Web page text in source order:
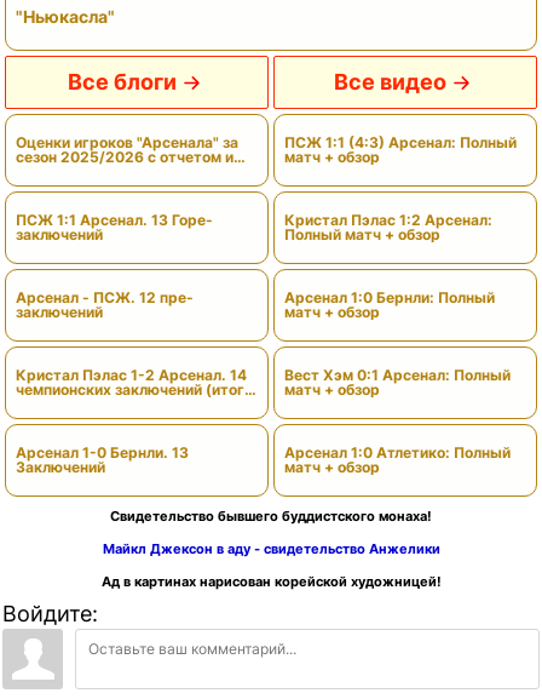
"Ньюкасла"
Все блоги
Оценки игроков "Арсенала" за
сезон 2025/2026 с отчетом и
ПСЖ 1:1 Арсенал. 13 Горе-
заключений
Арсенал - ПСЖ. 12 пре-
заключений
Кристал Пэлас 1-2 Арсенал. 14
чемпионских заключений (итоги
Арсенал 1-0 Бернли. 13
Заключений
Все видео
ПСЖ 1:1 (4:3) Арсенал: Полный
матч + обзор
Кристал Пэлас 1:2 Арсенал:
Полный матч + обзор
Арсенал 1:0 Бернли: Полный
матч + обзор
Вест Хэм 0:1 Арсенал: Полный
матч + обзор
Арсенал 1:0 Атлетико: Полный
матч + обзор
Свидетельство бывшего буддистского монаха!
Майкл Джексон в аду - свидетельство Анжелики
Ад в картинах нарисован корейской художницей!
Войдите: